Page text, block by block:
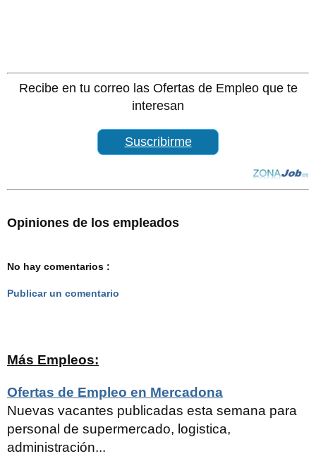
Recibe en tu correo las Ofertas de Empleo que te
interesan
Suscribirme
Opiniones de los empleados
No hay comentarios :
Publicar un comentario
Más Empleos:
Ofertas de Empleo en Mercadona
Nuevas vacantes publicadas esta semana para
personal de supermercado, logistica,
administración...